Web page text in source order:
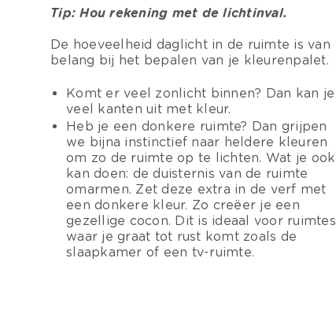
Tip: Hou rekening met de lichtinval.
De hoeveelheid daglicht in de ruimte is van
belang bij het bepalen van je kleurenpalet.
Komt er veel zonlicht binnen? Dan kan je
veel kanten uit met kleur.
Heb je een donkere ruimte? Dan grijpen
we bijna instinctief naar heldere kleuren
om zo de ruimte op te lichten. Wat je ook
kan doen: de duisternis van de ruimte
omarmen. Zet deze extra in de verf met
een donkere kleur. Zo creëer je een
gezellige cocon. Dit is ideaal voor ruimtes
waar je graat tot rust komt zoals de
slaapkamer of een tv-ruimte.